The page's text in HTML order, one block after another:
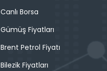
Canlı Borsa
Gümüş Fiyatları
Brent Petrol Fiyatı
Bilezik Fiyatları